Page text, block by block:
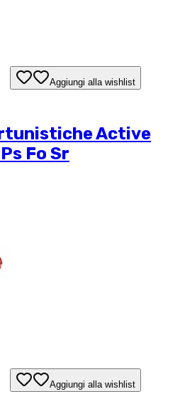
Aggiungi alla wishlist
Active
Fo Sr
Aggiungi alla wishlist